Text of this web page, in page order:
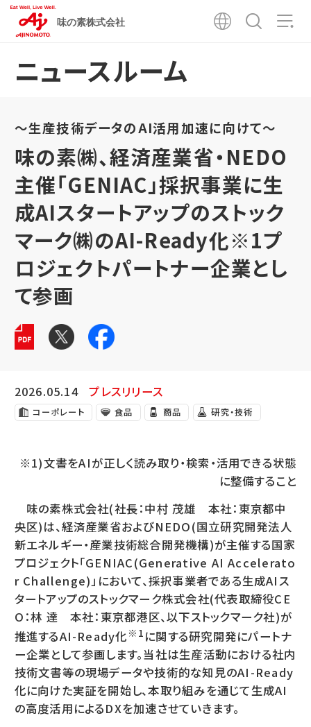
味の素株式会社
ニュースルーム
～生産技術データのAI活用加速に向けて～
味の素㈱、経済産業省・NEDO
主催「GENIAC」採択事業に生
成AIスタートアップのストック
マーク㈱のAI-Ready化※1プ
ロジェクトパートナー企業とし
て参画
2026.05.14 プレスリリース
コーポレート 食品 商品 研究・技術
※1)文書をAIが正しく読み取り・検索・活用できる状態
に整備すること
味の素株式会社(社長：中村 茂雄 本社：東京都中
央区)は、経済産業省およびNEDO(国立研究開発法人
新エネルギー・産業技術総合開発機構)が主催する国家
プロジェクト「GENIAC(Generative AI Accelerato
r Challenge)」において、採択事業者である生成AIス
タートアップのストックマーク株式会社(代表取締役CE
O：林 達 本社：東京都港区、以下ストックマーク社)が
推進するAI-Ready化 ※1 に関する研究開発にパートナ
ー企業として参画します。当社は生産活動における社内
技術文書等の現場データや技術的な知見のAI-Ready
化に向けた実証を開始し、本取り組みを通じて生成AI
の高度活用によるDXを加速させていきます。